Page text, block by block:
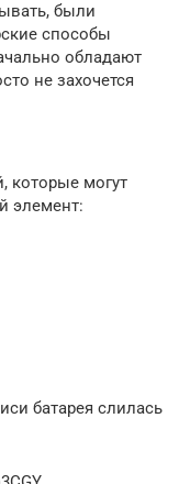
были
способы
обладают
не захочется
которые могут
элемент:
батарея слилась